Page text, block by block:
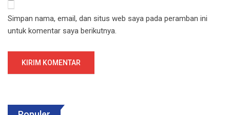
Simpan nama, email, dan situs web saya pada peramban ini
untuk komentar saya berikutnya.